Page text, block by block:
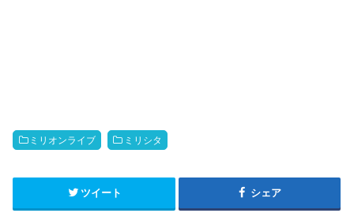
ミリオンライブ ミリシタ
ツイート シェア